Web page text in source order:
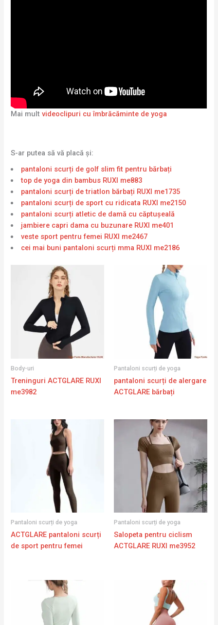
Mai multvideoclipuri cu îmbrăcăminte de yoga
S-ar putea să vă placă și:
pantaloni scurți de golf slim fit pentru bărbați
top de yoga din bambus RUXI me883
pantaloni scurți de triatlon bărbați RUXI me1735
pantaloni scurți de sport cu ridicata RUXI me2150
pantaloni scurți atletic de damă cu căptușeală
jambiere capri dama cu buzunare RUXI me401
veste sport pentru femei RUXI me2467
cei mai buni pantaloni scurți mma RUXI me2186
Body-uri
Treninguri ACTGLARE RUXI
me3982
Pantaloni scurți de yoga
pantaloni scurți de alergare
ACTGLARE bărbați
Pantaloni scurți de yoga
ACTGLARE pantaloni scurți
de sport pentru femei
Pantaloni scurți de yoga
Salopeta pentru ciclism
ACTGLARE RUXI me3952